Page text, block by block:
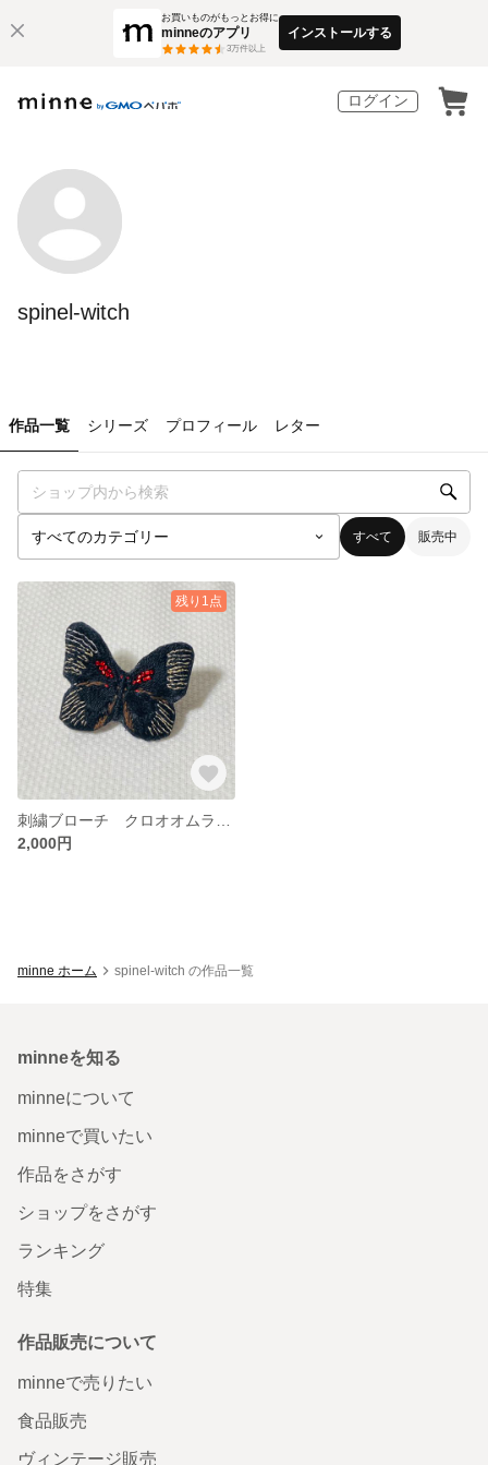
お買いものがもっとお得に
minneのアプリ
3万件以上
インストールする
ログイン
spinel-witch
作品一覧 シリーズ プロフィール レター
すべて 販売中
残り1点
2,000円
minne ホーム spinel-witch の作品一覧
minneを知る
minneについて
minneで買いたい
作品をさがす
ショップをさがす
ランキング
特集
作品販売について
minneで売りたい
食品販売
ヴィンテージ販売